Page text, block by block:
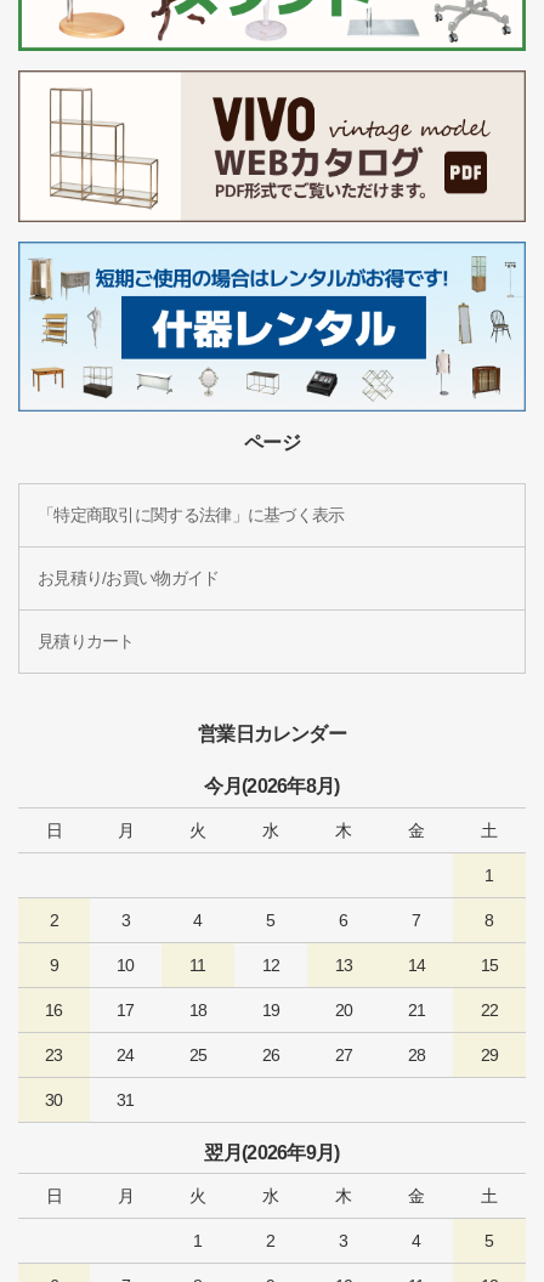
ページ
「特定商取引に関する法律」に基づく表示
お見積り/お買い物ガイド
見積りカート
営業日カレンダー
今月(2026年8月)
日 月 火 水 木 金 土
1
2 3 4 5 6 7 8
9 10 11 12 13 14 15
16 17 18 19 20 21 22
23 24 25 26 27 28 29
30 31
翌月(2026年9月)
日 月 火 水 木 金 土
1 2 3 4 5